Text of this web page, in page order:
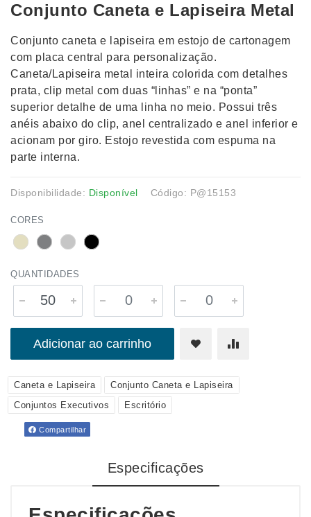
Conjunto Caneta e Lapiseira Metal
Conjunto caneta e lapiseira em estojo de cartonagem
com placa central para personalização.
Caneta/Lapiseira metal inteira colorida com detalhes
prata, clip metal com duas “linhas” e na “ponta”
superior detalhe de uma linha no meio. Possui três
anéis abaixo do clip, anel centralizado e anel inferior e
acionam por giro. Estojo revestida com espuma na
parte interna.
Disponibilidade: Disponível Código: P@15153
CORES
QUANTIDADES
Adicionar ao carrinho
Caneta e Lapiseira
Conjunto Caneta e Lapiseira
Conjuntos Executivos
Escritório
Compartilhar
Especificações